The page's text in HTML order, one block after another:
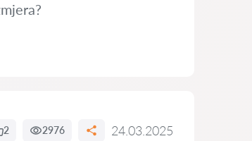
2 2976 24.03.2025